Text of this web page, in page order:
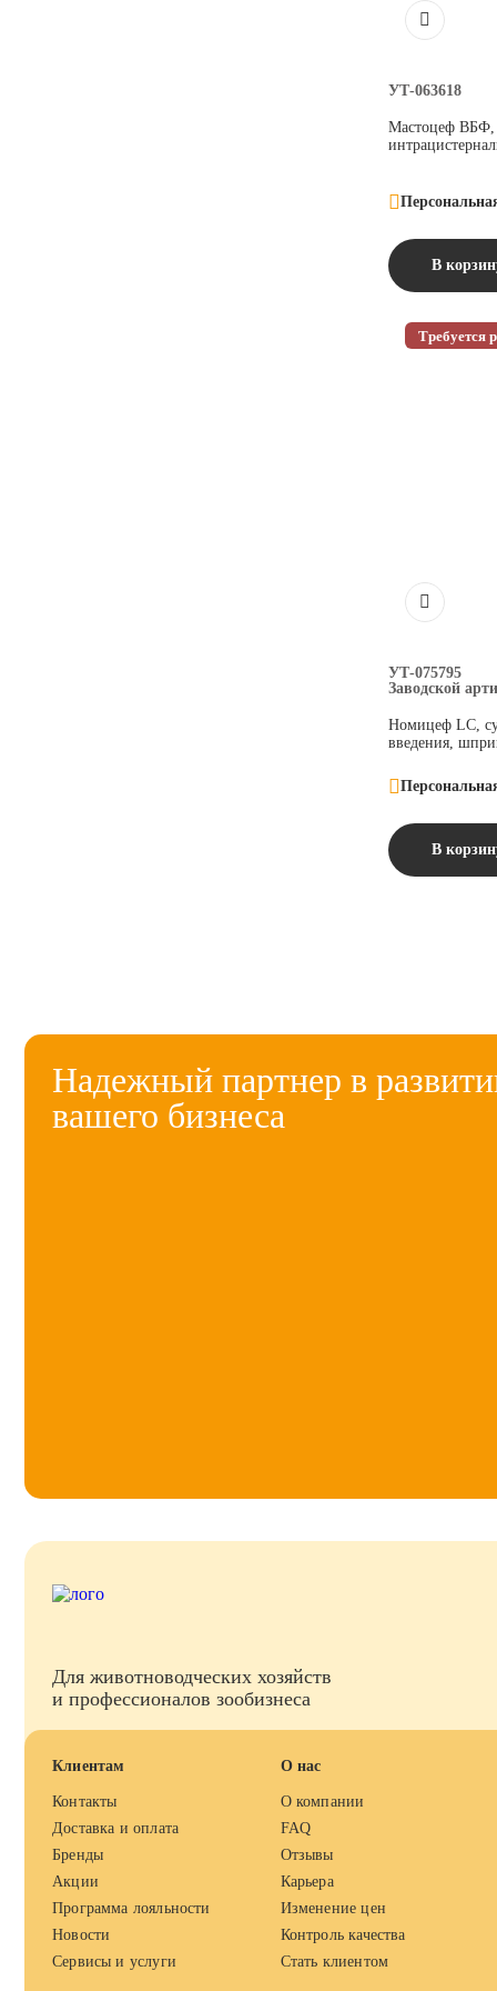
УТ-063618
Мастоцеф ВБФ,
В
Требуется
УТ-075795
Заводской
Номицеф LC,
введения,
В
Надежный партнер в
вашего бизнеса
Для животноводческих хозяйств
и профессионалов зообизнеса
Клиентам
Контакты
Доставка и оплата
Бренды
Акции
Программа лояльности
Новости
Сервисы и услуги
О нас
О компании
FAQ
Отзывы
Карьера
Изменение цен
Контроль качества
Стать клиентом